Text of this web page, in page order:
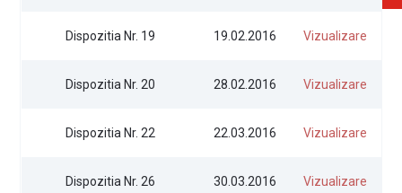
Dispozitia Nr. 19 19.02.2016 Vizualizare
Dispozitia Nr. 20 28.02.2016 Vizualizare
Dispozitia Nr. 22 22.03.2016 Vizualizare
Dispozitia Nr. 26 30.03.2016 Vizualizare